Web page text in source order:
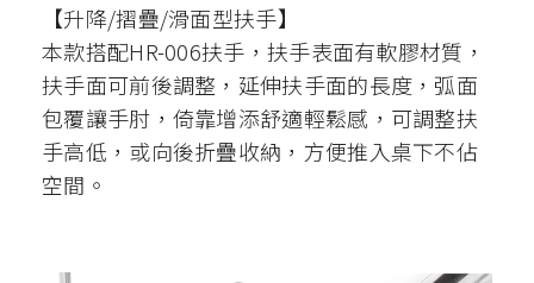
【升降/摺疊/滑面型扶手】
本款搭配HR-006扶手，扶手表面有軟膠材質，
扶手面可前後調整，延伸扶手面的長度，弧面
包覆讓手肘，倚靠增添舒適輕鬆感，可調整扶
手高低，或向後折疊收納，方便推入桌下不佔
空間。